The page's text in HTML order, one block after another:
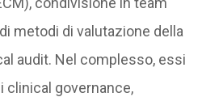
metodi di valutazione della
audit. Nel complesso, essi
clinical governance,